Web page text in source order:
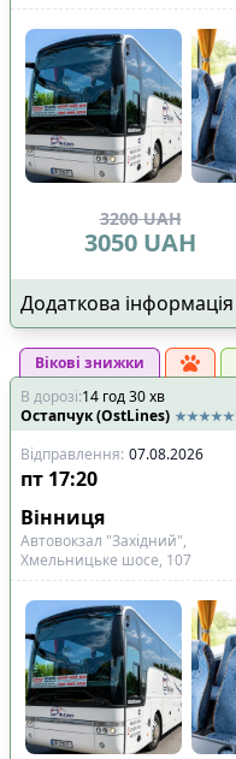
3200 UAH
3050 UAH
Додаткова інформація
Вікові знижки
В дорозі:14 год30хв
Остапчук (OstLines)
Відправлення: 07.08.2026
пт 17:20
Вінниця
Автовокзал "Західний",
Хмельницьке шосе, 107